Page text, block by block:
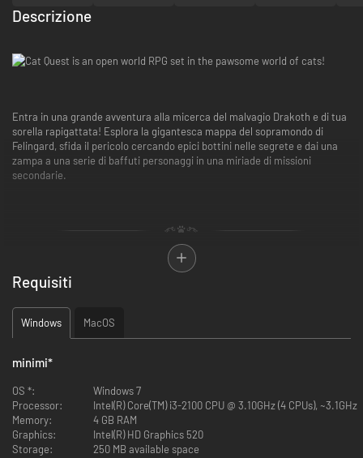
Descrizione
Entra in una grande avventura alla micerca del malvagio Drakoth e di tua
sorella rapigattata! Esplora la gigantesca mappa del sopramondo di
Felingard, sfida il pericolo cercando epici bottini nelle segrete e dai una
zampa a una serie di baffuti personaggi in una miriade di missioni
secondarie.
Requisiti
Windows MacOS
minimi*
OS *:
Windows 7
Processor:
Intel(R) Core(TM) i3-2100 CPU @ 3.10GHz (4 CPUs), ~3.1GHz
Memory:
4 GB RAM
Graphics:
Intel(R) HD Graphics 520
Storage:
250 MB available space